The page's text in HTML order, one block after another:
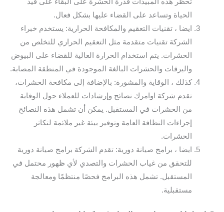
الحياة وتساعد على القضاء عليها بشكل فعال.
ايضا ، تقنيات التعقيم والمكافحة الحرارية: يستخدم خبراء
الشركة تقنيات متقدمة مثل التعقيم الحراري للتخلص من
الحشرات. يتم استخدام الحرارة العالية للقضاء على البيوض
واليرقات والحشرات البالغة الموجودة في المنطقة المصابة.
كذلك ، الوقاية والمشورة: بالإضافة إلى مكافحة الحشرات،
تقدم شركة اوامرك نصائح وإرشادات للعملاء حول الوقاية
من الحشرات في المستقبل. يمكن أن تشمل هذه النصائح
إجراءات النظافة العامة وتوفير بيئة غير ملائمة لتكاثر
الحشرات.
ايضا ، برامج صيانة دورية: تقدم الشركة برامج صيانة دورية
للتحقق من غياب الحشرات والتصدي لأي ظهور محتمل في
المستقبل. تشمل هذه البرامج فحصًا منتظمًا ومعالجة
مستقبلية.